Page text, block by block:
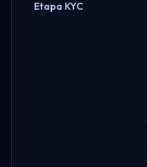
Etapa KYC